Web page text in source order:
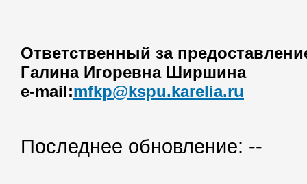
Ответственный за
Галина Игоревна Ширшина
e-mail:mfkp@kspu.karelia.ru
Последнее обновление: --